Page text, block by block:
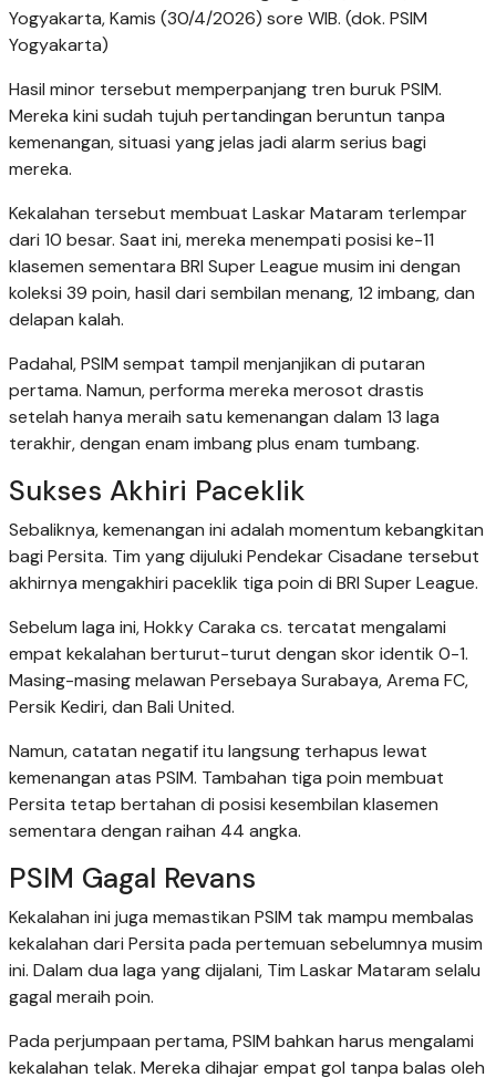
Yogyakarta, Kamis (30/4/2026) sore WIB. (dok. PSIM
Yogyakarta)
Hasil minor tersebut memperpanjang tren buruk PSIM.
Mereka kini sudah tujuh pertandingan beruntun tanpa
kemenangan, situasi yang jelas jadi alarm serius bagi
mereka.
Kekalahan tersebut membuat Laskar Mataram terlempar
dari 10 besar. Saat ini, mereka menempati posisi ke-11
klasemen sementara BRI Super League musim ini dengan
koleksi 39 poin, hasil dari sembilan menang, 12 imbang, dan
delapan kalah.
Padahal, PSIM sempat tampil menjanjikan di putaran
pertama. Namun, performa mereka merosot drastis
setelah hanya meraih satu kemenangan dalam 13 laga
terakhir, dengan enam imbang plus enam tumbang.
Sukses Akhiri Paceklik
Sebaliknya, kemenangan ini adalah momentum kebangkitan
bagi Persita. Tim yang dijuluki Pendekar Cisadane tersebut
akhirnya mengakhiri paceklik tiga poin di BRI Super League.
Sebelum laga ini, Hokky Caraka cs. tercatat mengalami
empat kekalahan berturut-turut dengan skor identik 0-1.
Masing-masing melawan Persebaya Surabaya, Arema FC,
Persik Kediri, dan Bali United.
Namun, catatan negatif itu langsung terhapus lewat
kemenangan atas PSIM. Tambahan tiga poin membuat
Persita tetap bertahan di posisi kesembilan klasemen
sementara dengan raihan 44 angka.
PSIM Gagal Revans
Kekalahan ini juga memastikan PSIM tak mampu membalas
kekalahan dari Persita pada pertemuan sebelumnya musim
ini. Dalam dua laga yang dijalani, Tim Laskar Mataram selalu
gagal meraih poin.
Pada perjumpaan pertama, PSIM bahkan harus mengalami
kekalahan telak. Mereka dihajar empat gol tanpa balas oleh